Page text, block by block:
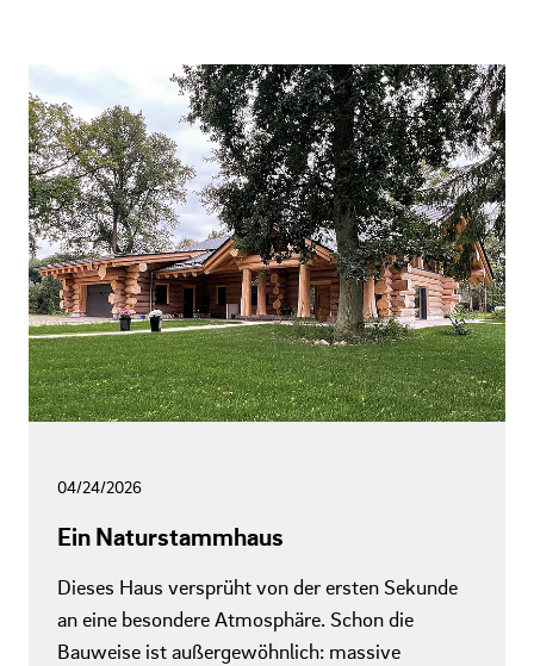
04/24/2026
Ein Naturstammhaus
Dieses Haus versprüht von der ersten Sekunde
an eine besondere Atmosphäre. Schon die
Bauweise ist außergewöhnlich: massive